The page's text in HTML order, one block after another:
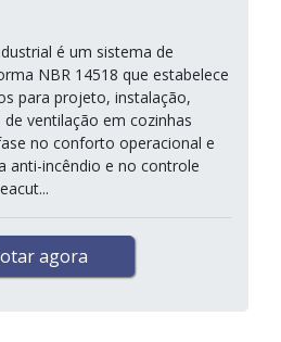
é um sistema de
NBR 14518 que estabelece
para projeto, instalação,
ventilação em cozinhas
no conforto operacional e
anti-incêndio e no controle
agora